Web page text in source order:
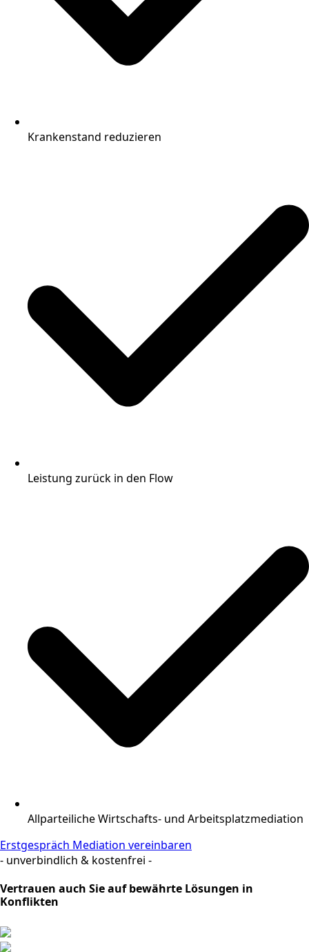
Krankenstand reduzieren
Leistung zurück in den Flow
Allparteiliche Wirtschafts- und Arbeitsplatzmediation
Erstgespräch Mediation vereinbaren
- unverbindlich & kostenfrei -
Vertrauen auch Sie auf bewährte Lösungen in
Konflikten